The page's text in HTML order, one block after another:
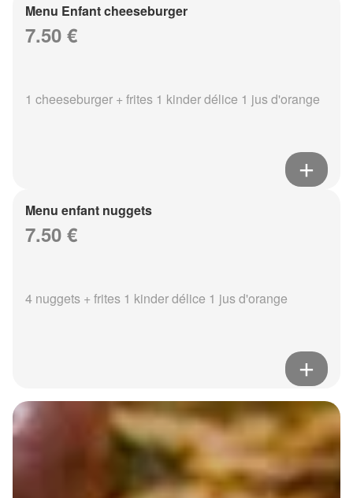
Menu Enfant cheeseburger
7.50 €
1 cheeseburger + frites 1 kinder délice 1 jus d'orange
Menu enfant nuggets
7.50 €
4 nuggets + frites 1 kinder délice 1 jus d'orange